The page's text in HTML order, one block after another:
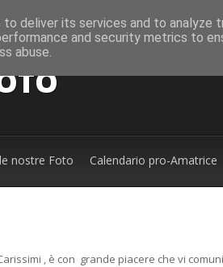
le nostre Foto Calendario pro-Amatrice
, è con grande piacere che vi
deliver its services and to analyze
and security metrics to
abuse.